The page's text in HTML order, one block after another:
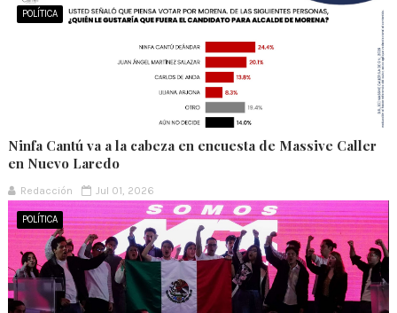
POLÍTICA
Ninfa Cantú va a la cabeza en encuesta de Massive Caller
en Nuevo Laredo
Redacción Jul 01, 2026
POLÍTICA